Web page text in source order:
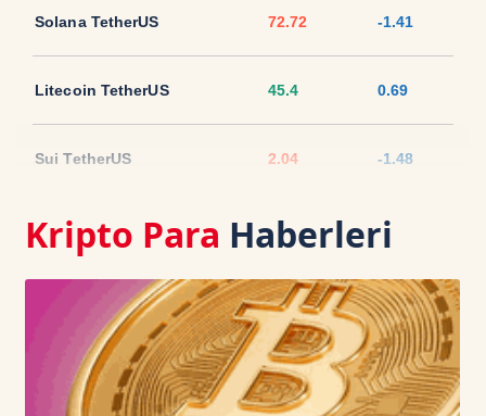
Solana TetherUS 72.72 -1.41
Litecoin TetherUS 45.4 0.69
Sui TetherUS 2.04 -1.48
Ripple TetherUS 1.0233 -2.2
USD Coin TetherUS 1.0007 -0.01
1.0003 0
Kripto Para Haberleri